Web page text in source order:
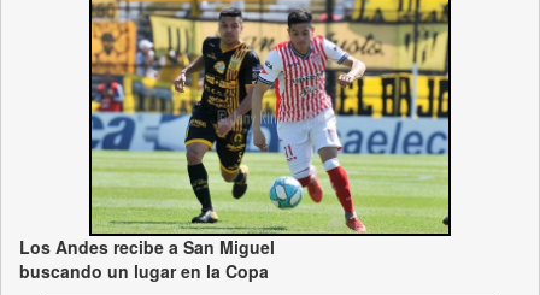
Los Andes recibe a San Miguel
buscando un lugar en la Copa